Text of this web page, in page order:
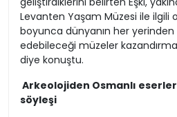
Levanten Yaşam Müzesi ile ilgili
boyunca dünyanın her yerinden
edebileceği müzeler
diye konuştu.
Arkeolojiden Osmanlı
söyleşi